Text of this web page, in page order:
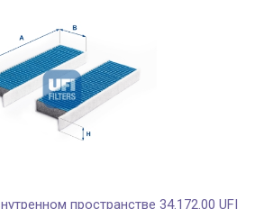
пространстве 34.172.00 UFI